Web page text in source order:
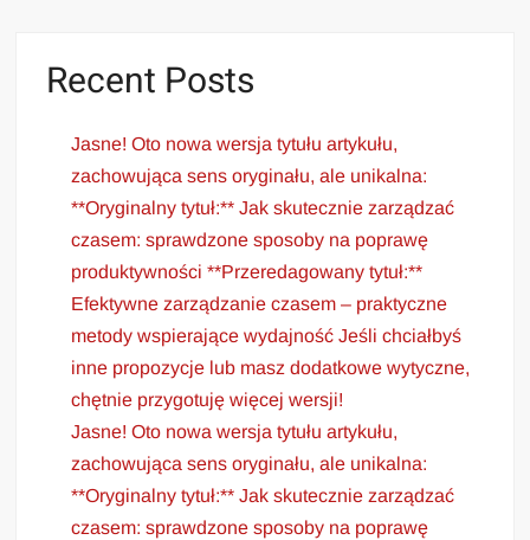
Recent Posts
Jasne! Oto nowa wersja tytułu artykułu,
zachowująca sens oryginału, ale unikalna:
**Oryginalny tytuł:** Jak skutecznie zarządzać
czasem: sprawdzone sposoby na poprawę
produktywności **Przeredagowany tytuł:**
Efektywne zarządzanie czasem – praktyczne
metody wspierające wydajność Jeśli chciałbyś
inne propozycje lub masz dodatkowe wytyczne,
chętnie przygotuję więcej wersji!
Jasne! Oto nowa wersja tytułu artykułu,
zachowująca sens oryginału, ale unikalna:
**Oryginalny tytuł:** Jak skutecznie zarządzać
czasem: sprawdzone sposoby na poprawę